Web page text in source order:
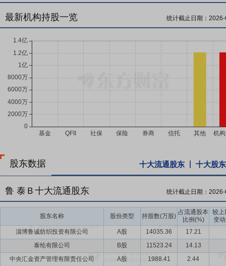
最新机构持股一览 统计截止日期：
股东数据 十大流通股东 十大股东
鲁 泰Ｂ十大流通股东 统计截止日期：
股东名称 股份类型 持股数(万股)
占流通股本
比例(%)
较上
变
淄博鲁诚纺织投资有限公司
A股 14035.36
17.21
泰纶有限公司
B股 11523.24
14.13
中央汇金资产管理有限责任公司
A股 1988.41
2.44